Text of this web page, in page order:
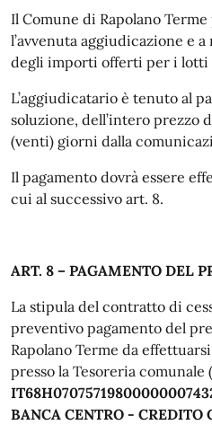
Il Comune di Rapolano
l’avvenuta aggiudicazione e
degli importi offerti per i lotti
L’aggiudicatario è tenuto al
soluzione, dell’intero prezzo
(venti) giorni dalla
Il pagamento dovrà essere
cui al successivo art. 8.
ART. 8 – PAGAMENTO DEL
La stipula del contratto di
preventivo pagamento del
Rapolano Terme da
presso la Tesoreria comunale (
BANCA CENTRO - CREDITO